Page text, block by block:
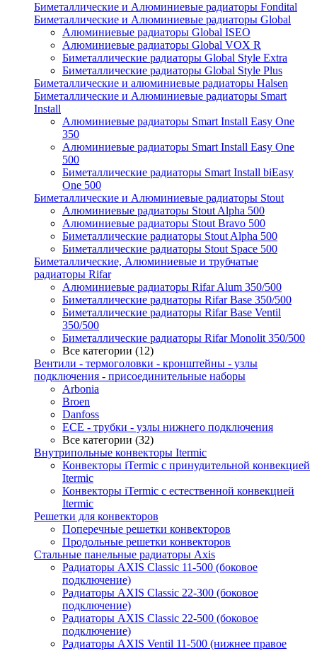
Биметаллические и Алюминиевые радиаторы Fondital
Биметаллические и Алюминиевые радиаторы Global
Алюминиевые радиаторы Global ISEO
Алюминиевые радиаторы Global VOX R
Биметаллические радиаторы Global Style Extra
Биметаллические радиаторы Global Style Plus
Биметаллические и алюминиевые радиаторы Halsen
Биметаллические и Алюминиевые радиаторы Smart
Install
Алюминиевые радиаторы Smart Install Easy One
350
Алюминиевые радиаторы Smart Install Easy One
500
Биметаллические радиаторы Smart Install biEasy
One 500
Биметаллические и Алюминиевые радиаторы Stout
Алюминиевые радиаторы Stout Alpha 500
Алюминиевые радиаторы Stout Bravo 500
Биметаллические радиаторы Stout Alpha 500
Биметаллические радиаторы Stout Space 500
Биметаллические, Алюминиевые и трубчатые
радиаторы Rifar
Алюминиевые радиаторы Rifar Alum 350/500
Биметаллические радиаторы Rifar Base 350/500
Биметаллические радиаторы Rifar Base Ventil
350/500
Биметаллические радиаторы Rifar Monolit 350/500
Все категории (12)
Вентили - термоголовки - кронштейны - узлы
подключения - присоединительные наборы
Arbonia
Broen
Danfoss
ECE - трубки - узлы нижнего подключения
Все категории (32)
Внутрипольные конвекторы Itermic
Конвекторы iTermic c принудительной конвекцией
Itermic
Конвекторы iTermic с естественной конвекцией
Itermic
Решетки для конвекторов
Поперечные решетки конвекторов
Продольные решетки конвекторов
Стальные панельные радиаторы Axis
Радиаторы AXIS Classic 11-500 (боковое
подключение)
Радиаторы AXIS Classic 22-300 (боковое
подключение)
Радиаторы AXIS Classic 22-500 (боковое
подключение)
Радиаторы AXIS Ventil 11-500 (нижнее правое